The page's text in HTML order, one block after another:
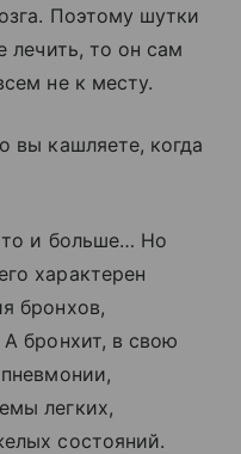
Поэтому шутки
лечить, то он сам
не к месту.
вы кашляете, когда
то и больше… Но
характерен
бронхов,
А бронхит, в свою
легких,
состояний.